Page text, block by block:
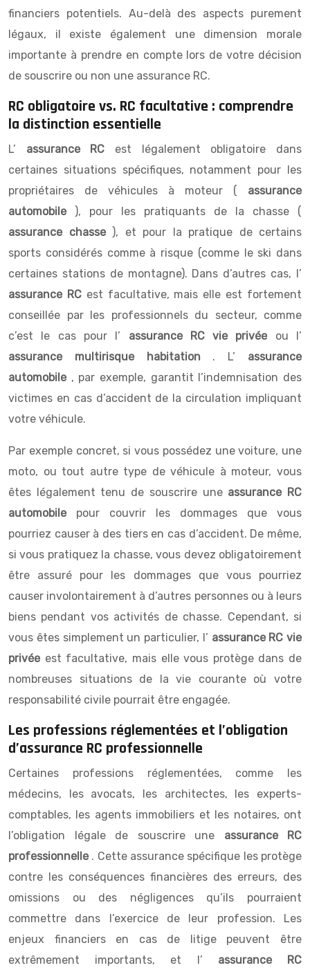
financiers potentiels. Au-delà des aspects purement
légaux, il existe également une dimension morale
importante à prendre en compte lors de votre décision
de souscrire ou non une assurance RC.
RC obligatoire vs. RC facultative : comprendre
la distinction essentielle
L’ assurance RC est légalement obligatoire dans
certaines situations spécifiques, notamment pour les
propriétaires de véhicules à moteur ( assurance
automobile ), pour les pratiquants de la chasse (
assurance chasse ), et pour la pratique de certains
sports considérés comme à risque (comme le ski dans
certaines stations de montagne). Dans d’autres cas, l’
assurance RC est facultative, mais elle est fortement
conseillée par les professionnels du secteur, comme
c’est le cas pour l’ assurance RC vie privée ou l’
assurance multirisque habitation . L’ assurance
automobile , par exemple, garantit l’indemnisation des
victimes en cas d’accident de la circulation impliquant
votre véhicule.
Par exemple concret, si vous possédez une voiture, une
moto, ou tout autre type de véhicule à moteur, vous
êtes légalement tenu de souscrire une assurance RC
automobile pour couvrir les dommages que vous
pourriez causer à des tiers en cas d’accident. De même,
si vous pratiquez la chasse, vous devez obligatoirement
être assuré pour les dommages que vous pourriez
causer involontairement à d’autres personnes ou à leurs
biens pendant vos activités de chasse. Cependant, si
vous êtes simplement un particulier, l’ assurance RC vie
privée est facultative, mais elle vous protège dans de
nombreuses situations de la vie courante où votre
responsabilité civile pourrait être engagée.
Les professions réglementées et l’obligation
d’assurance RC professionnelle
Certaines professions réglementées, comme les
médecins, les avocats, les architectes, les experts-
comptables, les agents immobiliers et les notaires, ont
l’obligation légale de souscrire une assurance RC
professionnelle . Cette assurance spécifique les protège
contre les conséquences financières des erreurs, des
omissions ou des négligences qu’ils pourraient
commettre dans l’exercice de leur profession. Les
enjeux financiers en cas de litige peuvent être
extrêmement importants, et l’ assurance RC